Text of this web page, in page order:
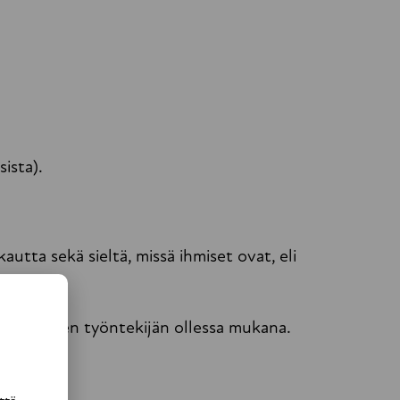
sekä sieltä, missä ihmiset ovat, eli
työntekijän ollessa mukana.